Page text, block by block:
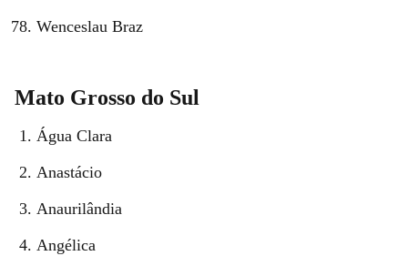
Wenceslau Braz
Mato Grosso do Sul
Água Clara
Anastácio
Anaurilândia
Angélica